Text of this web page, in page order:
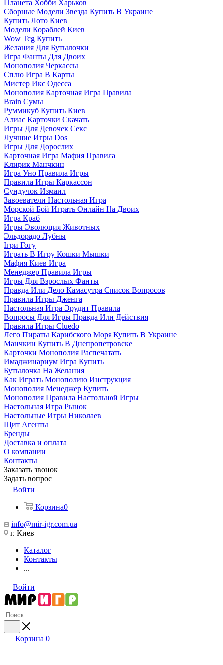
Планета Хобби Харьков
Сборные Модели Звезда Купить В Украине
Купить Лото Киев
Модели Кораблей Киев
Wow Tcg Купить
Желания Для Бутылочки
Игра Фанты Для Двоих
Монополия Черкассы
Сплю Игра В Карты
Мистер Икс Одесса
Монополия Карточная Игра Правила
Brain Сумы
Руммикуб Купить Киев
Алиас Карточки Скачать
Игры Для Девочек Секс
Лучшие Игры Dos
Игры Для Дорослих
Карточная Игра Мафия Правила
Клирик Манчкин
Игра Уно Правила Игры
Правила Игры Каркассон
Сундучок Измаил
Завоеватели Настольная Игра
Морской Бой Играть Онлайн На Двоих
Игра Краб
Игры Эволюция Животных
Эльдорадо Лубны
Ігри Гогу
Играть В Игру Кошки Мышки
Мафия Киев Игра
Менеджер Правила Игры
Игры Для Взрослых Фанты
Правда Или Дело Камасутра Список Вопросов
Правила Игры Дженга
Настольная Игра Эрудит Правила
Вопросы Для Игры Правда Или Действия
Правила Игры Cluedo
Лего Пираты Карибского Моря Купить В Украине
Манчкин Купить В Днепропетровске
Карточки Монополия Распечатать
Имаджинариум Игра Купить
Бутылочка На Желания
Как Играть Монополию Инструкция
Монополия Менеджер Купить
Монополия Правила Настольной Игры
Настольная Игра Рынок
Настольные Игры Николаев
Щит Агенты
Бренды
Доставка и оплата
О компании
Контакты
Заказать звонок
Задать вопрос
Войти
Корзина0
info@mir-igr.com.ua
г. Киев
Каталог
Контакты
...
Войти
Корзина 0